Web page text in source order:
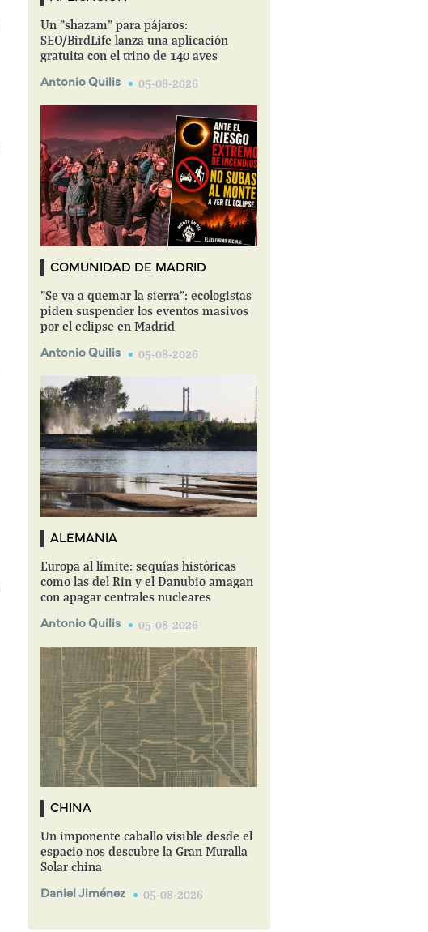
Un "shazam" para pájaros:
SEO/BirdLife lanza una aplicación
gratuita con el trino de 140 aves
Antonio Quilis 05-08-2026
COMUNIDAD DE MADRID
"Se va a quemar la sierra": ecologistas
piden suspender los eventos masivos
por el eclipse en Madrid
Antonio Quilis 05-08-2026
ALEMANIA
Europa al límite: sequías históricas
como las del Rin y el Danubio amagan
con apagar centrales nucleares
Antonio Quilis 05-08-2026
CHINA
Un imponente caballo visible desde el
espacio nos descubre la Gran Muralla
Solar china
Daniel Jiménez 05-08-2026